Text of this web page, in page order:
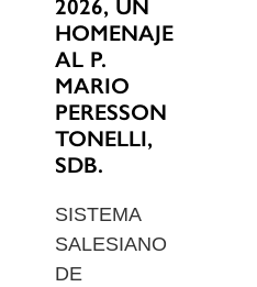
2026, UN
HOMENAJE
AL P.
MARIO
PERESSON
TONELLI,
SDB.
SISTEMA
SALESIANO
DE